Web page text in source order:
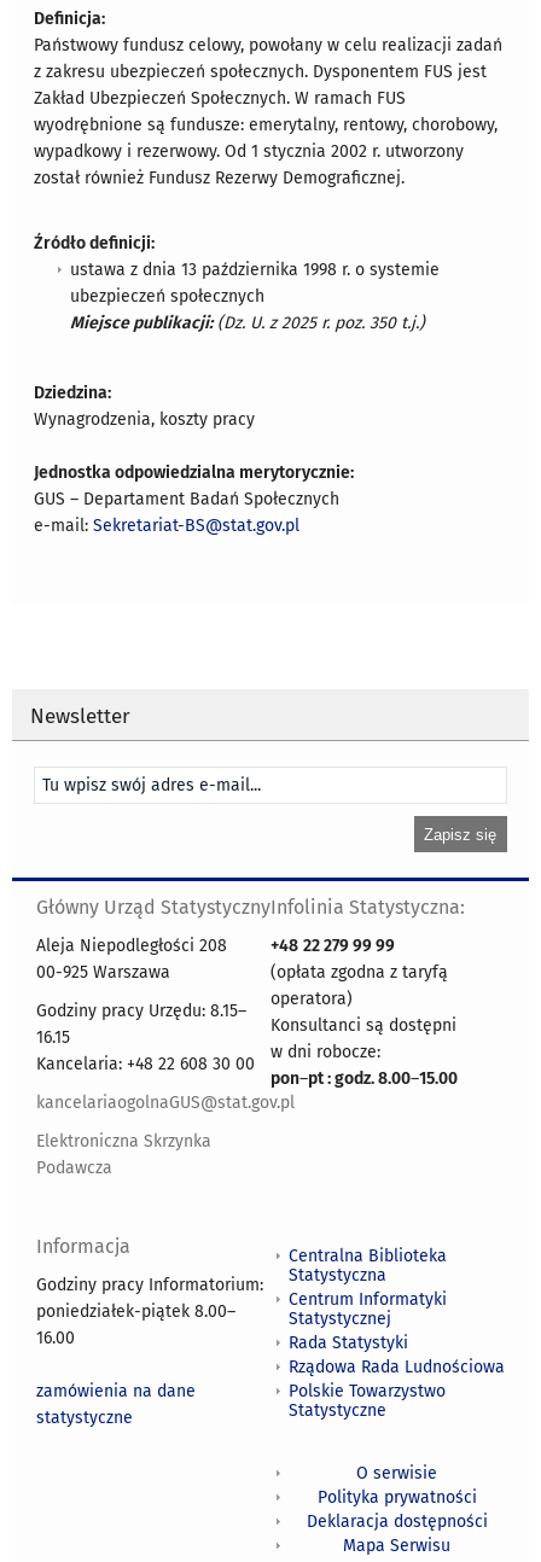
Definicja:
Państwowy fundusz celowy, powołany w celu realizacji zadań
z zakresu ubezpieczeń społecznych. Dysponentem FUS jest
Zakład Ubezpieczeń Społecznych. W ramach FUS
wyodrębnione są fundusze: emerytalny, rentowy, chorobowy,
wypadkowy i rezerwowy. Od 1 stycznia 2002 r. utworzony
został również Fundusz Rezerwy Demograficznej.
Źródło definicji:
ustawa z dnia 13 października 1998 r. o systemie
ubezpieczeń społecznych
Miejsce publikacji:(Dz. U. z 2025 r. poz. 350 t.j.)
Dziedzina:
Wynagrodzenia, koszty pracy
Jednostka odpowiedzialna merytorycznie:
GUS – Departament Badań Społecznych
e-mail:Sekretariat-BS@stat.gov.pl
Newsletter
Główny Urząd Statystyczny
Aleja Niepodległości 208
00-925 Warszawa
Godziny pracy Urzędu: 8.15–
16.15
Kancelaria: +48 22 608 30 00
kancelariaogolnaGUS@stat.gov.pl
Elektroniczna Skrzynka
Podawcza
Infolinia Statystyczna:
+48 22 279 99 99
(opłata zgodna z taryfą
operatora)
Konsultanci są dostępni
w dni robocze:
pon–pt : godz. 8.00–15.00
Informacja
Godziny pracy Informatorium:
poniedziałek-piątek 8.00–
16.00
zamówienia na dane
statystyczne
Centralna Biblioteka
Statystyczna
Centrum Informatyki
Statystycznej
Rada Statystyki
Rządowa Rada Ludnościowa
Polskie Towarzystwo
Statystyczne
O serwisie
Polityka prywatności
Deklaracja dostępności
Mapa Serwisu